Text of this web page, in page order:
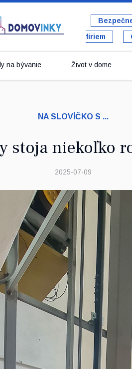
firiem
na bývanie Život v dome
NA SLOVÍČKO S ...
stoja niekoľko
2025-07-09